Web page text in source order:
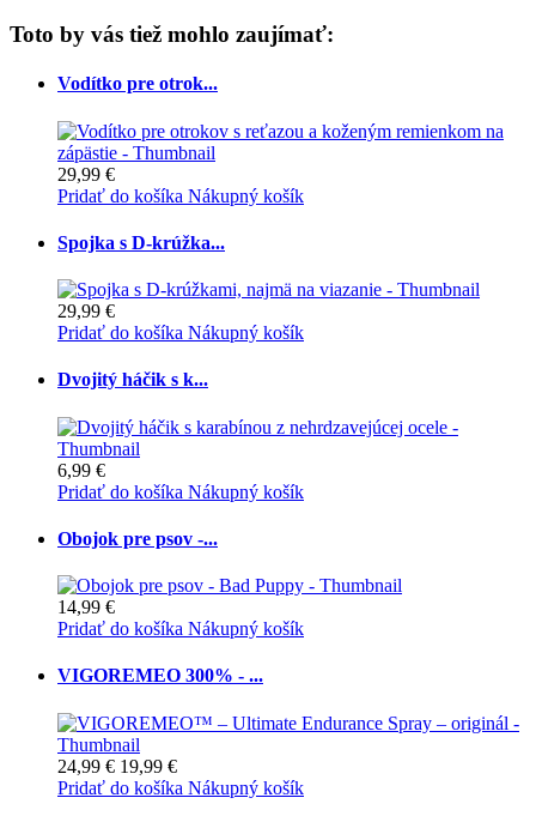
Toto by vás tiež mohlo zaujímať:
Vodítko pre otrok...
29,99 €
Pridať do košíka Nákupný košík
Spojka s D-krúžka...
29,99 €
Pridať do košíka Nákupný košík
Dvojitý háčik s k...
6,99 €
Pridať do košíka Nákupný košík
Obojok pre psov -...
14,99 €
Pridať do košíka Nákupný košík
VIGOREMEO 300% - ...
24,99 € 19,99 €
Pridať do košíka Nákupný košík